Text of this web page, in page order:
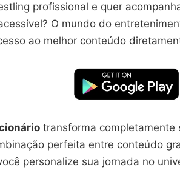
profissional e quer
O mundo do
ao melhor conteúdo
transforma completamente
perfeita entre conteúdo
personalize sua jornada no